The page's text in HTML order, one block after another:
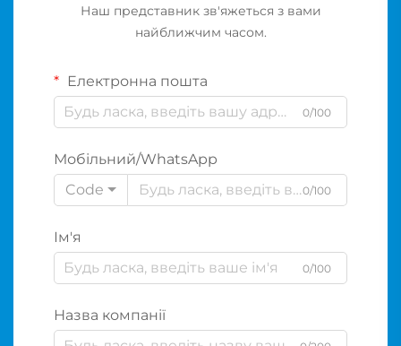
Наш представник зв'яжеться з вами
найближчим часом.
Електронна пошта
0/100
Мобільний/WhatsApp
Code
0/100
Ім'я
0/100
Назва компанії